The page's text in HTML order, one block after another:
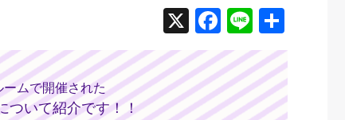
X Facebook
Line
有
ムで開催された
ついて紹介です！！